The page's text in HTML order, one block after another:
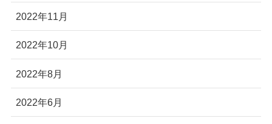
2022年11月
2022年10月
2022年8月
2022年6月